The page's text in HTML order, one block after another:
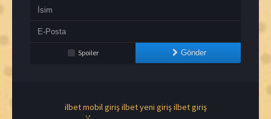
Spoiler Gönder
ilbet mobil girişilbet yeni girişilbet giriş